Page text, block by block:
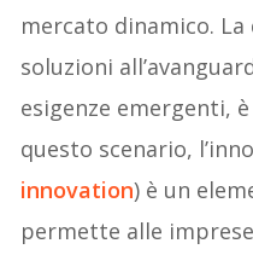
mercato dinamico.
soluzioni
esigenze emergenti,
questo scenario,
innovation) è un
permette alle